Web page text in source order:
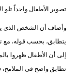
تصوير الأطفال واحداً تلو
وأضاف أن الشخص الذي
يتطابق، بحسب قوله، مع
إلى أن الأطفال ظهروا
تطابق واضح في